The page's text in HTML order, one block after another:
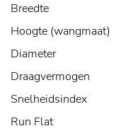
Breedte
Hoogte (wangmaat)
Diameter
Draagvermogen
Snelheidsindex
Run Flat